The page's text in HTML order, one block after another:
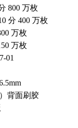
800 万枚
分 400 万枚
万枚
万枚
01
背面刷胶